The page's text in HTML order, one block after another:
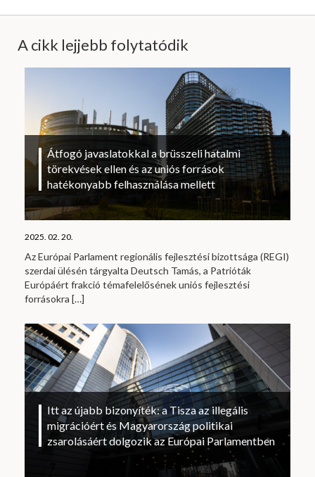
A cikk lejjebb folytatódik
Átfogó javaslatokkal a brüsszeli hatalmi
törekvések ellen és az uniós források
hatékonyabb felhasználása mellett
2025. 02. 20.
Az Európai Parlament regionális fejlesztési bizottsága (REGI)
szerdai ülésén tárgyalta Deutsch Tamás, a Patrióták
Európáért frakció témafelelősének uniós fejlesztési
forrásokra […]
Itt az újabb bizonyíték: a Tisza az illegális
migrációért és Magyarország politikai
zsarolásáért dolgozik az Európai Parlamentben